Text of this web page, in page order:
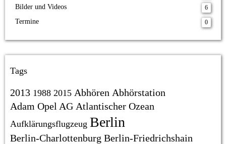
Bilder und Videos 6
Termine 0
Tags
2013 1988 2015 Abhören Abhörstation
Adam Opel AG Atlantischer Ozean
Aufklärungsflugzeug Berlin
Berlin-Charlottenburg Berlin-Friedrichshain